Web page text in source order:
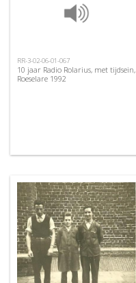
RR-3-02-06-01-067
10 jaar Radio Rolarius, met tijdsein,
Roeselare 1992